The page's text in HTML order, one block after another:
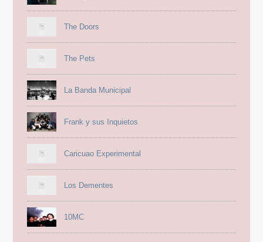
The Doors
The Pets
La Banda Municipal
Frank y sus Inquietos
Caricuao Experimental
Los Dementes
10MC